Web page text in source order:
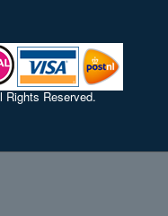
Rights Reserved.